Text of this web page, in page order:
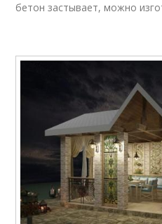
бетон застывает, можно